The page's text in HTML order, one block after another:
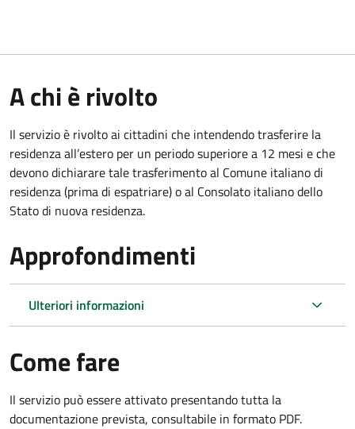
A chi è rivolto
Il servizio è rivolto ai cittadini che intendendo trasferire la
residenza all’estero per un periodo superiore a 12 mesi e che
devono dichiarare tale trasferimento al Comune italiano di
residenza (prima di espatriare) o al Consolato italiano dello
Stato di nuova residenza.
Approfondimenti
Ulteriori informazioni
Come fare
Il servizio può essere attivato presentando tutta la
documentazione prevista, consultabile in formato PDF.